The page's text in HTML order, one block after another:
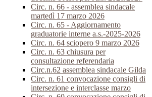
Circ. n. 66 - assemblea sindacale
martedì 17 marzo 2026
Circ. n. 65 - Aggiornamento
graduatorie interne a.s.-2025-2026
Circ. n. 64 sciopero 9 marzo 2026
Circ. n. 63 chiusura per
consultazione referendaria
Circ.n.62 assemblea sindacale Gilda
Circ. n. 61 convocazione consigli di
intersezione e interclasse marzo